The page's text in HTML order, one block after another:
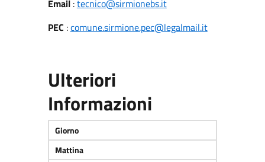
Email:tecnico@sirmionebs.it
PEC :comune.sirmione.pec@legalmail.it
Ulteriori
Informazioni
Giorno
Mattina